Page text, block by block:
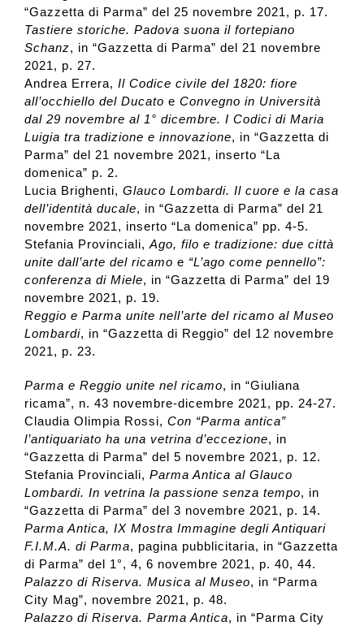
“Gazzetta di Parma” del 25 novembre 2021, p. 17.
Tastiere storiche. Padova suona il fortepiano
Schanz, in “Gazzetta di Parma” del 21 novembre
2021, p. 27.
Andrea Errera, Il Codice civile del 1820: fiore
all’occhiello del Ducato e Convegno in Università
dal 29 novembre al 1° dicembre. I Codici di Maria
Luigia tra tradizione e innovazione, in “Gazzetta di
Parma” del 21 novembre 2021, inserto “La
domenica” p. 2.
Lucia Brighenti, Glauco Lombardi. Il cuore e la casa
dell’identità ducale, in “Gazzetta di Parma” del 21
novembre 2021, inserto “La domenica” pp. 4-5.
Stefania Provinciali, Ago, filo e tradizione: due città
unite dall’arte del ricamo e “L’ago come pennello”:
conferenza di Miele, in “Gazzetta di Parma” del 19
novembre 2021, p. 19.
Reggio e Parma unite nell’arte del ricamo al Museo
Lombardi, in “Gazzetta di Reggio” del 12 novembre
2021, p. 23.
Parma e Reggio unite nel ricamo, in “Giuliana
ricama”, n. 43 novembre-dicembre 2021, pp. 24-27.
Claudia Olimpia Rossi, Con “Parma antica”
l’antiquariato ha una vetrina d’eccezione, in
“Gazzetta di Parma” del 5 novembre 2021, p. 12.
Stefania Provinciali, Parma Antica al Glauco
Lombardi. In vetrina la passione senza tempo, in
“Gazzetta di Parma” del 3 novembre 2021, p. 14.
Parma Antica, IX Mostra Immagine degli Antiquari
F.I.M.A. di Parma, pagina pubblicitaria, in “Gazzetta
di Parma” del 1°, 4, 6 novembre 2021, p. 40, 44.
Palazzo di Riserva. Musica al Museo, in “Parma
City Mag”, novembre 2021, p. 48.
Palazzo di Riserva. Parma Antica, in “Parma City